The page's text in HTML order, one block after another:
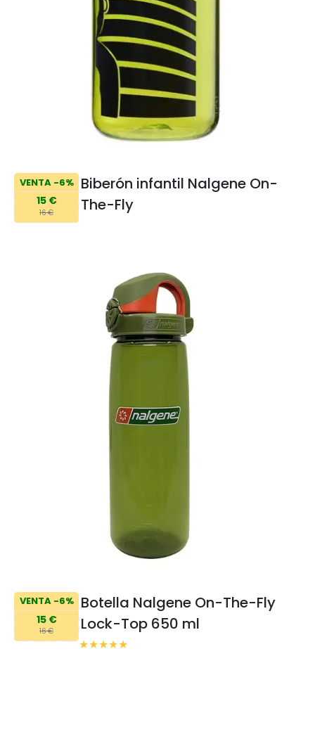
VENTA -6%
15 €
16 €
Biberón infantil Nalgene On-
The-Fly
VENTA -6%
15 €
16 €
Botella Nalgene On-The-Fly
Lock-Top 650 ml